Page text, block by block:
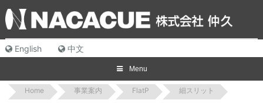
to
content
English
中文
Menu
Home 事業案内 FlatP 細スリット